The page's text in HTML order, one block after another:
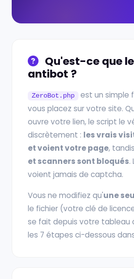
Qu'est-ce que
antibot ?
ZeroBot.php
est un simple
vous placez sur votre site.
ouvre votre lien, le script le
discrètement : les vrais
et voient votre page,
et scanners sont bloqués.
voient jamais de captcha.
Vous ne modifiez qu'une
le fichier (votre clé de
se fait depuis votre tableau
les 7 étapes ci-dessous